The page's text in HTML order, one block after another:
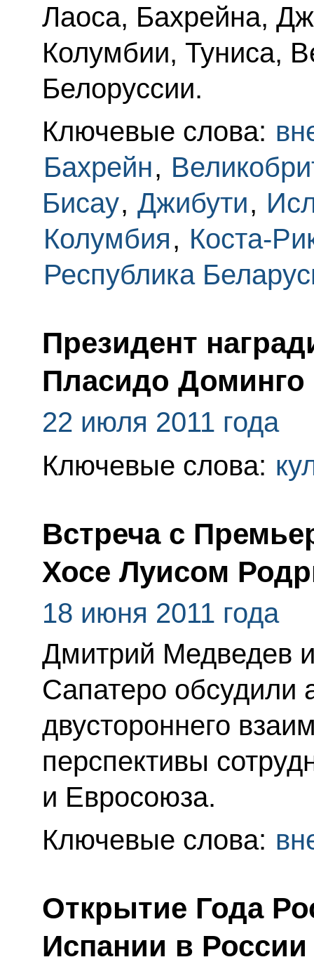
Лаоса, Бахрейна,
Колумбии, Туниса,
Белоруссии.
Ключевые слова:
Бахрейн,
Бисау, Джибути,
Колумбия, Коста-
Республика
Президент
Пласидо Доминго
22 июля 2011 года
Ключевые слова:
Встреча с
Хосе Луисом
18 июня 2011 года
Дмитрий Медведев
Сапатеро обсудили
двустороннего
перспективы
и Евросоюза.
Ключевые слова:
Открытие Года
Испании в России